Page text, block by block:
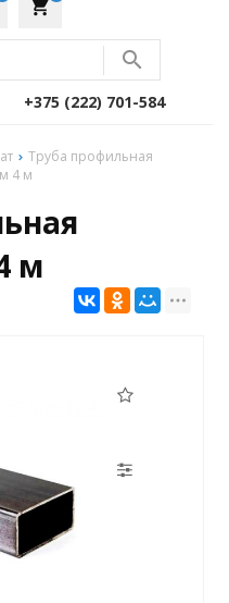
local_grocery_store
+375 (222) 701-584
Труба профильная
4 м
м